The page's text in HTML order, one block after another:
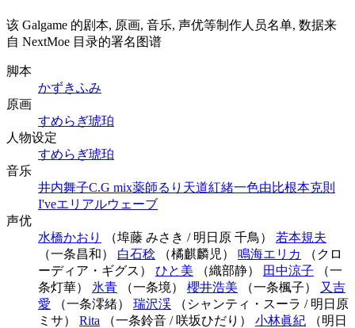
该 Galgame 的剧本, 原画, 音乐, 声优等制作人员名单, 数据来
自 NextMoe 目录的署名图谱
脚本
かずきふみ
原画
すめらぎ琥珀
人物设定
すめらぎ琥珀
音乐
井内舞子C.G mix薬師るり 天道紅緒一色由比根本克則
I'veエリアルウェーブ
声优
水橋かおり
（埠藤 みさき / 明日原 千鳥） 若本規夫
（一条昌和） 白石稔 （橘麒麟児） 鳴海エリカ
（クロ
ーディア・ギグス） ひと美 （織部静） 田中涼子 （一
条灯華） 氷青 （一条境） 櫻井浩美 （一条楓子）
又吉
愛 （一条澪緒） 瑞沢渓 （シャンティ・スーラ / 明日原
ミサ） Rita （一条鈴音 / 咲坂ひだり） 小林眞紀 （明日